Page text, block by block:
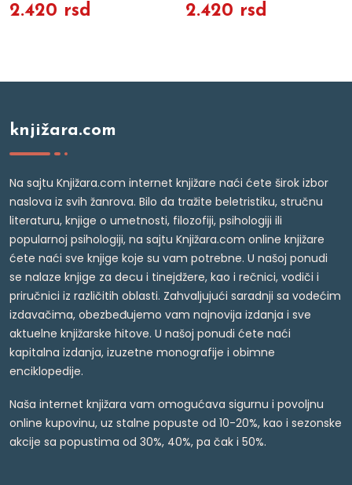
2.420 rsd 2.420 rsd
knjižara.com
Na sajtu Knjižara.com internet knjižare naći ćete širok izbor
naslova iz svih žanrova. Bilo da tražite beletristiku, stručnu
literaturu, knjige o umetnosti, filozofiji, psihologiji ili
popularnoj psihologiji, na sajtu Knjižara.com online knjižare
ćete naći sve knjige koje su vam potrebne. U našoj ponudi
se nalaze knjige za decu i tinejdžere, kao i rečnici, vodiči i
priručnici iz različitih oblasti. Zahvaljujući saradnji sa vodećim
izdavačima, obezbeđujemo vam najnovija izdanja i sve
aktuelne knjižarske hitove. U našoj ponudi ćete naći
kapitalna izdanja, izuzetne monografije i obimne
enciklopedije.
Naša internet knjižara vam omogućava sigurnu i povoljnu
online kupovinu, uz stalne popuste od 10-20%, kao i sezonske
akcije sa popustima od 30%, 40%, pa čak i 50%.